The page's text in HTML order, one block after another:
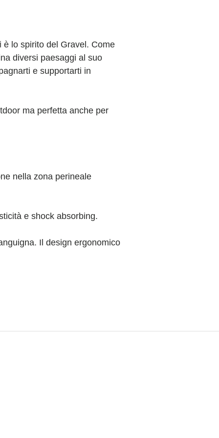
lo spirito del Gravel. Come
diversi paesaggi al suo
e supportarti in
ma perfetta anche per
nella zona perineale
e shock absorbing.
Il design ergonomico